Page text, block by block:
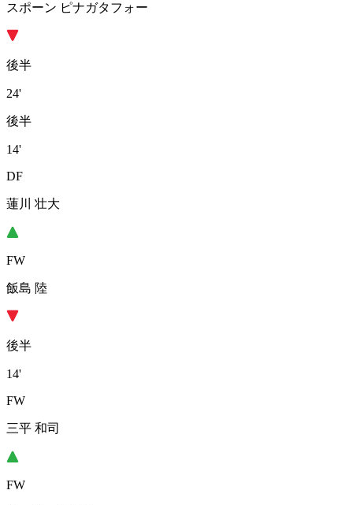
スポーン ピナガタフォー
後半
24'
後半
14'
DF
蓮川 壮大
FW
飯島 陸
後半
14'
FW
三平 和司
FW